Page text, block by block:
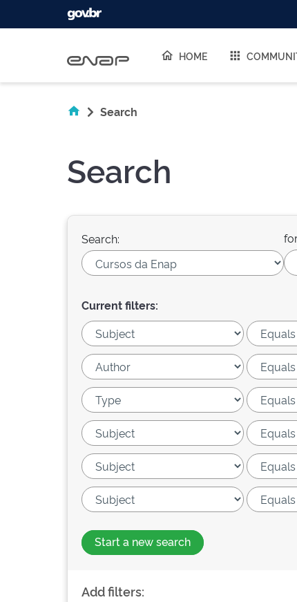
HOME
Search
Search
Search:
Current filters:
Start a new search
Add filters: